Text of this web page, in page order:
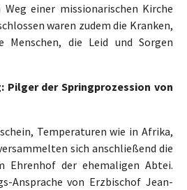
einer missionarischen Kirche
waren zudem die Kranken,
Menschen, die Leid und Sorgen
Pilger der Springprozession von
Temperaturen wie in Afrika,
sich anschließend die
Ehrenhof der ehemaligen Abtei.
Ansprache von Erzbischof Jean-